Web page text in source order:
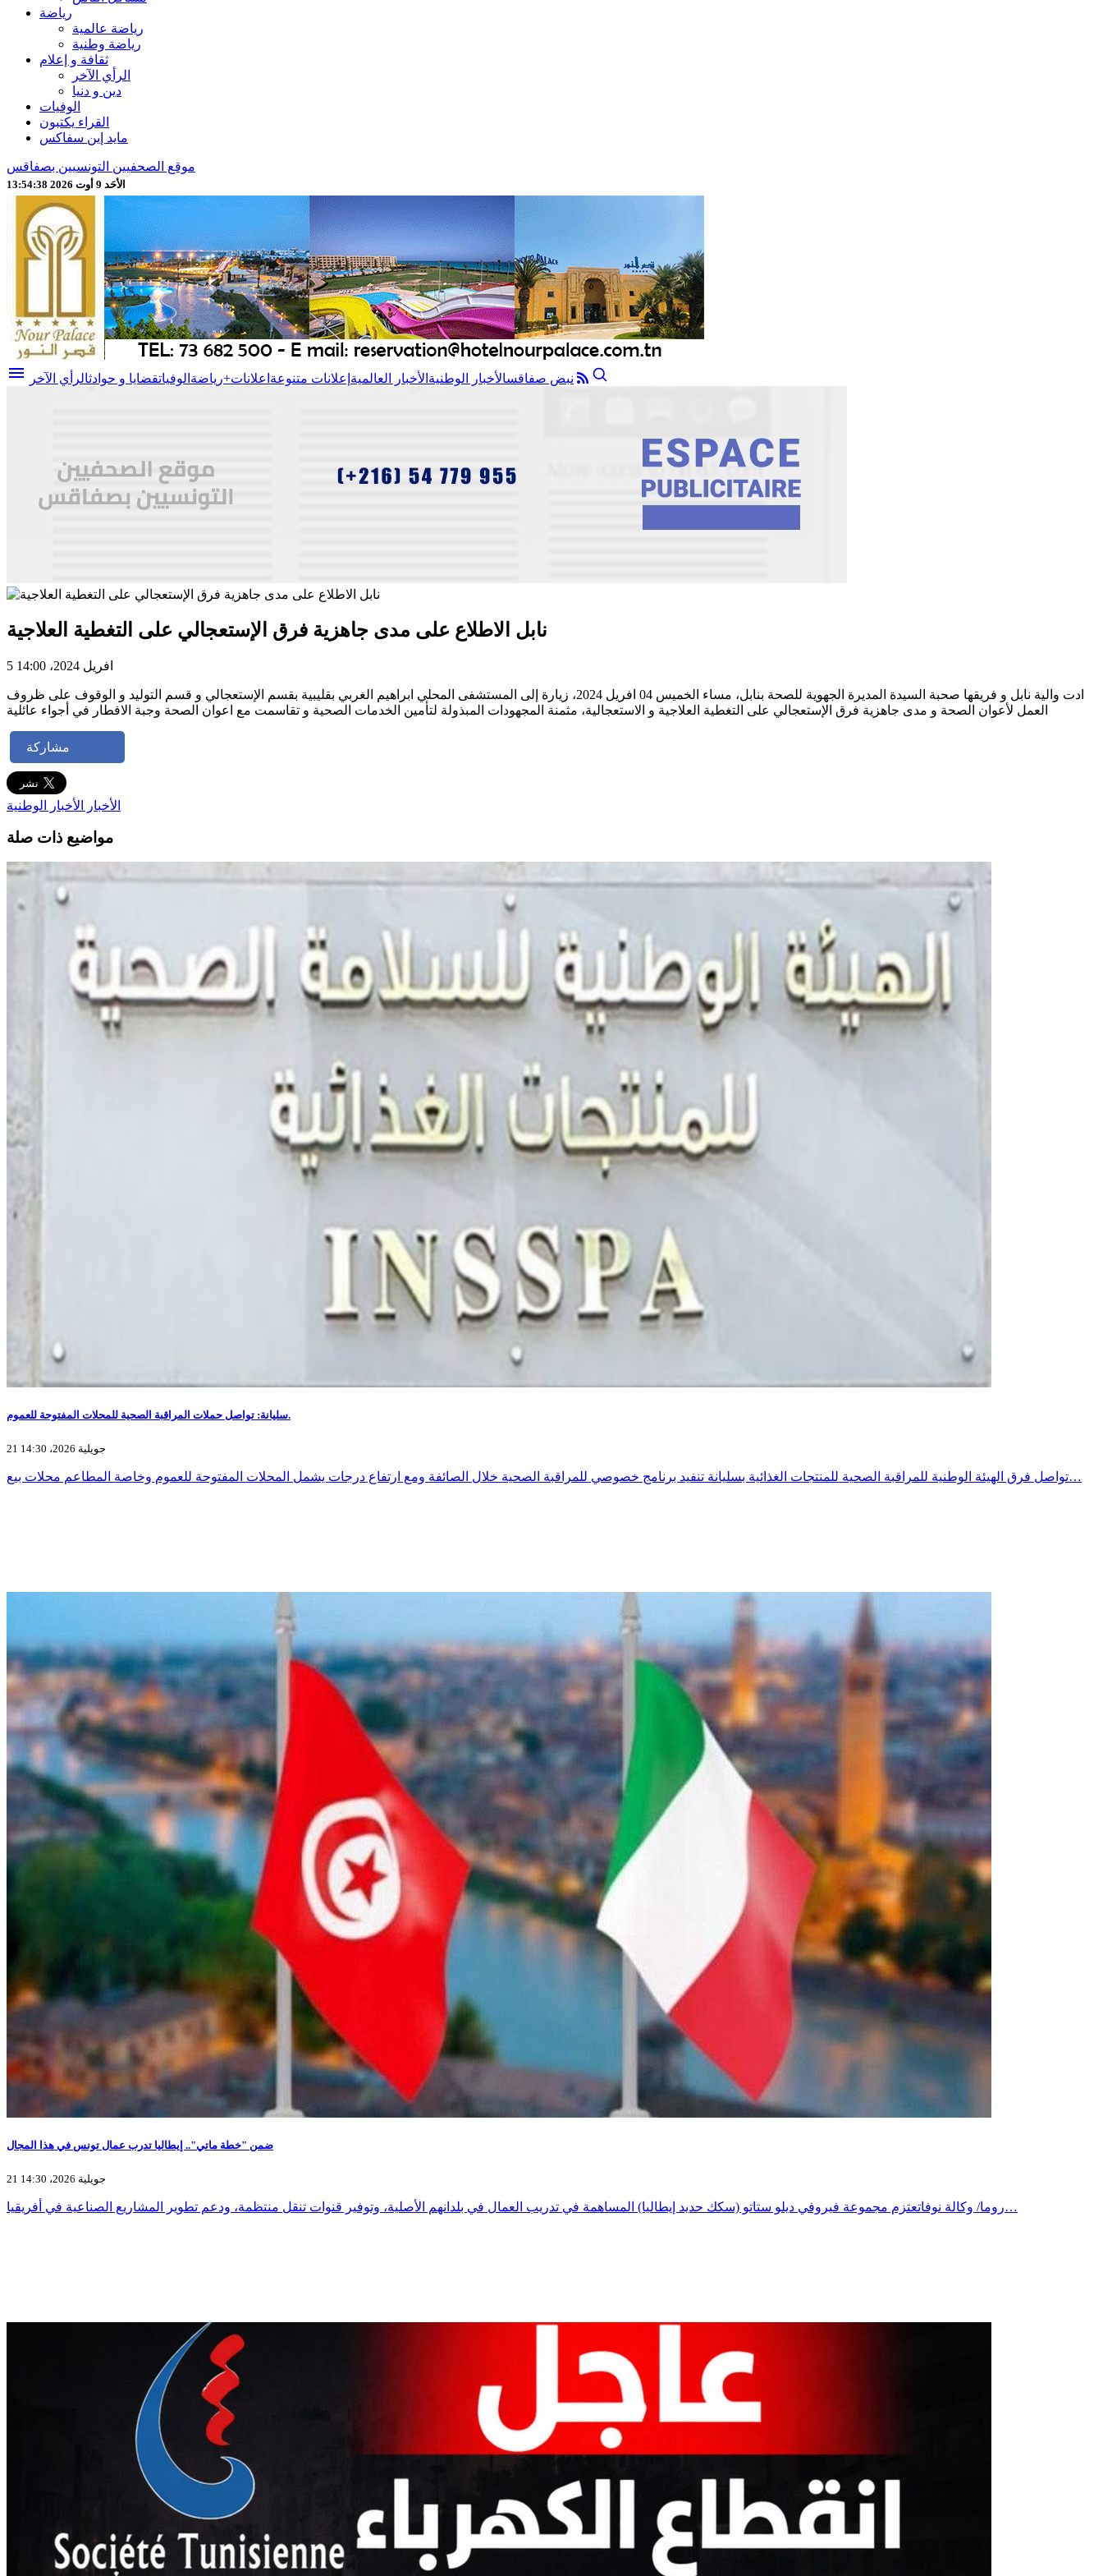
رياضة
رياضة عالمية
رياضة وطنية
ثقافة و إعلام
الرأي الآخر
دين و دنيا
الوفيات
القراء يكتبون
مايد إين سفاكس
موقع الصحفيين التونسيين بصفاقس
الأحَد 9 أوت 2026 13:54:40
menu نبض صفاقسالأخبار الوطنية الأخبار العالمية إعلانات متنوعة اعلانات+رياضة الوفياتقضايا و حوادثالرأي الآخر
نابل الاطلاع على مدى جاهزية فرق الإستعجالي على التغطية العلاجية
5 افريل 2024، 14:00
ادت والية نابل و فريقها صحبة السيدة المديرة الجهوية للصحة بنابل، مساء الخميس 04 افريل 2024، زيارة إلى المستشفى المحلي ابراهيم الغربي بقليبية بقسم الإستعجالي و قسم التوليد و الوقوف على ظروف
العمل لأعوان الصحة و مدى جاهزية فرق الإستعجالي على التغطية العلاجية و الاستعجالية، مثمنة المجهودات المبذولة لتأمين الخدمات الصحية و تقاسمت مع اعوان الصحة وجبة الافطار في أجواء عائلية
مشاركة
الأخبار الأخبار الوطنية
مواضيع ذات صلة
سليانة: تواصل حملات المراقبة الصحية للمحلات المفتوحة للعموم.
21 جويلية 2026، 14:30
تواصل فرق الهيئة الوطنية للمراقبة الصحية للمنتجات الغذائية بسليانة تنفيد برنامج خصوصي للمراقبة الصحية خلال الصائفة ومع ارتفاع درجات يشمل المحلات المفتوحة للعموم وخاصة المطاعم محلات بيع…
ضمن "خطة ماتي".. إيطاليا تدرب عمال تونس في هذا المجال
21 جويلية 2026، 14:30
روما/ وكالة نوفاتعتزم مجموعة فيروفي ديلو ستاتو (سكك حديد إيطاليا) المساهمة في تدريب العمال في بلدانهم الأصلية، وتوفير قنوات تنقل منتظمة، ودعم تطوير المشاريع الصناعية في أفريقيا…